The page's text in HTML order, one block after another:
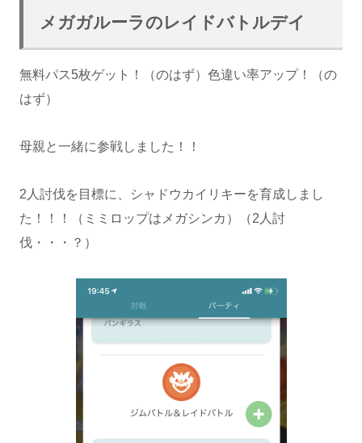
メガガルーラのレイドバトルデイ
無料パス5枚ゲット！（のはず）色違い率アップ！（の
はず）
母親と一緒に参戦しました！！
2人討伐を目標に、シャドウカイリキーを育成しまし
た！！！（ミミロップはメガシンカ）（2人討
伐・・・？）